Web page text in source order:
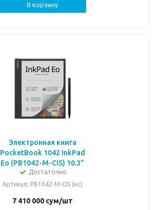
В корзину
Электронная книга
PocketBook 1042 InkPad
Eo (PB1042-M-CIS) 10.3”
Достаточно
Артикул: PB1042-M-CIS (ec)
7 410 000сум/шт